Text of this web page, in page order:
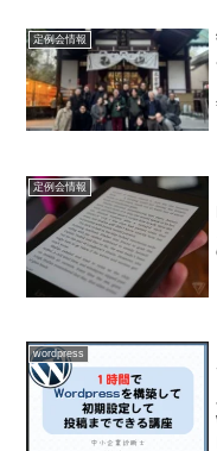
定例会情報
定例会情報
wordpress